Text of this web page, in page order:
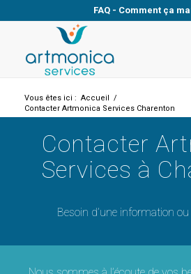
FAQ - Comment ça
Vous êtes ici : Accueil /
Contacter Artmonica Services Charenton
Contacter
Services à
Besoin d’une information ou